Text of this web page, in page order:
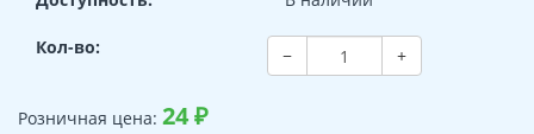
Кол-во: − +
Розничная цена: 24₽